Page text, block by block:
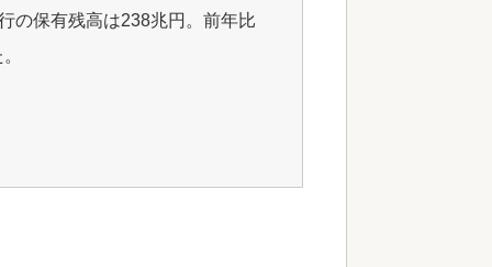
の保有残高は238兆円。前年比